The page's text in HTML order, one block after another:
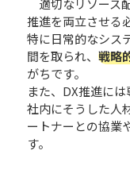
推進を両立させる
特に日常的なシス
間を取られ、 戦略
がちです。
また、DX推進に
社内にそうした人
ートナーとの協業
す。